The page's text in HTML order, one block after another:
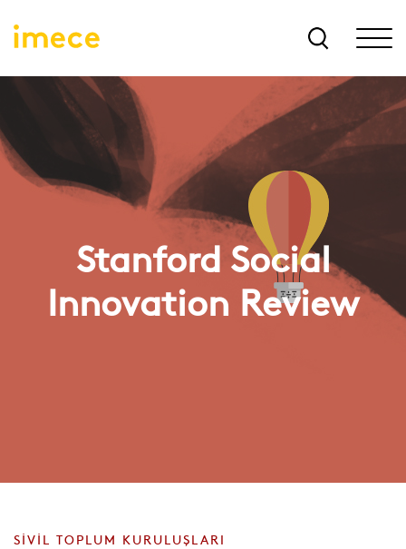
Stanford Social
Innovation Review
SİVİL TOPLUM KURULUŞLARI